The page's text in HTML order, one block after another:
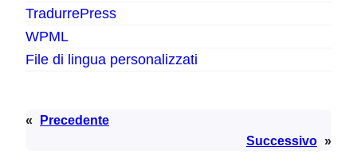
TradurrePress
WPML
File di lingua personalizzati
«
Precedente
Successivo »